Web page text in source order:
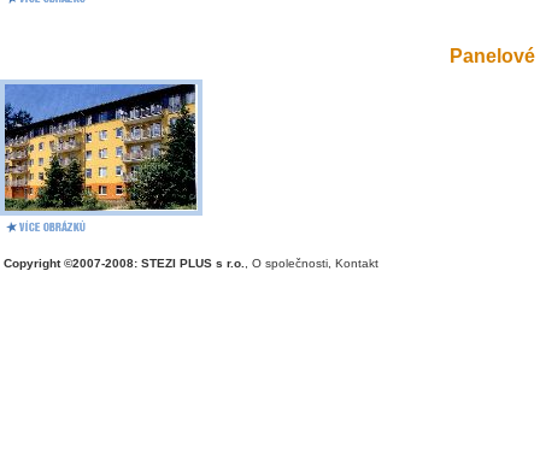
Panelové
Copyright ©2007-2008: STEZI PLUS s r.o. O společnosti Kontakt